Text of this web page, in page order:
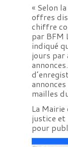
« Selon
offres
chiffre
par BFM
indiqué
jours par
mailles
La
justice et
pour